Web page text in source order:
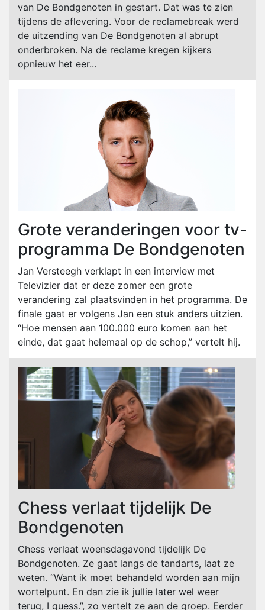
van De Bondgenoten in gestart. Dat was te zien
tijdens de aflevering. Voor de reclamebreak werd
de uitzending van De Bondgenoten al abrupt
onderbroken. Na de reclame kregen kijkers
opnieuw het eer...
Grote veranderingen voor tv-
programma De Bondgenoten
Jan Versteegh verklapt in een interview met
Televizier dat er deze zomer een grote
verandering zal plaatsvinden in het programma. De
finale gaat er volgens Jan een stuk anders uitzien.
“Hoe mensen aan 100.000 euro komen aan het
einde, dat gaat helemaal op de schop,” vertelt hij.
Chess verlaat tijdelijk De
Bondgenoten
Chess verlaat woensdagavond tijdelijk De
Bondgenoten. Ze gaat langs de tandarts, laat ze
weten. “Want ik moet behandeld worden aan mijn
wortelpunt. En dan zie ik jullie later wel weer
terug, I guess.”, zo vertelt ze aan de groep. Eerder